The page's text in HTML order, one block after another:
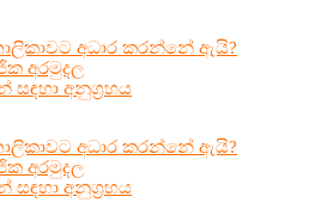
අධාර කරන්නේ ඇයි?
අරමුදල
සඳහා අනුග්‍රහය
අධාර කරන්නේ ඇයි?
අරමුදල
සඳහා අනුග්‍රහය